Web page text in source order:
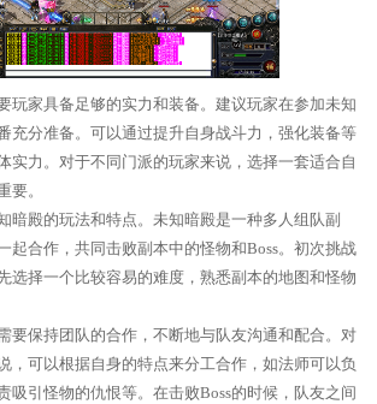
玩家具备足够的实力和装备。建议玩家在参加未知
充分准备。可以通过提升自身战斗力，强化装备等
实力。对于不同门派的玩家来说，选择一套适合自
要。
暗殿的玩法和特点。未知暗殿是一种多人组队副
起合作，共同击败副本中的怪物和Boss。初次挑战
选择一个比较容易的难度，熟悉副本的地图和怪物
要保持团队的合作，不断地与队友沟通和配合。对
，可以根据自身的特点来分工合作，如法师可以负
吸引怪物的仇恨等。在击败Boss的时候，队友之间